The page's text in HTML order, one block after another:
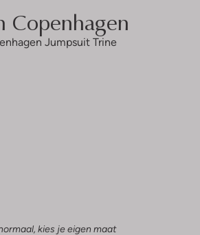
Copenhagen
Jumpsuit Trine
kies je eigen maat